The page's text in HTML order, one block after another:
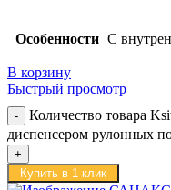
Особенности С
В корзину
Быстрый просмотр
Количество товара
диспенсером рулонных
Купить в 1 клик